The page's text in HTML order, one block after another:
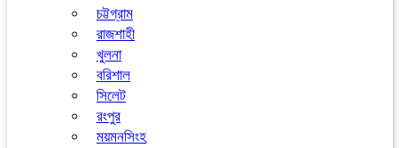
চট্টগ্রাম
রাজশাহী
খুলনা
বরিশাল
সিলেট
রংপুর
ময়মনসিংহ